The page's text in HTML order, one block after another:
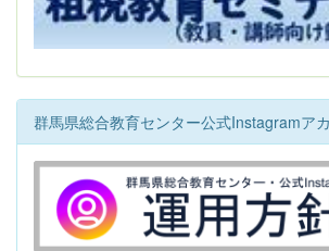
群馬県総合教育センター公式Instagramア